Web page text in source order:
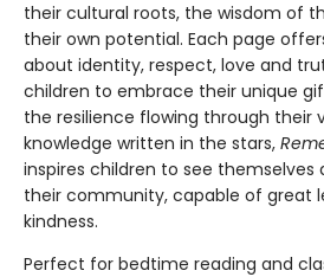
their cultural roots, the wisdom of
their own potential. Each page
about identity, respect, love and
children to embrace their unique
the resilience flowing through their
knowledge written in the stars,
inspires children to see themselves
their community, capable of great
kindness.
Perfect for bedtime reading and